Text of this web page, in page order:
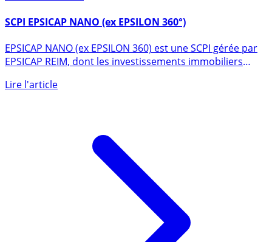
EPSICAP NANO (ex EPSILON 360) est une SCPI gérée par
EPSICAP REIM, dont les investissements immobiliers
sont (...)